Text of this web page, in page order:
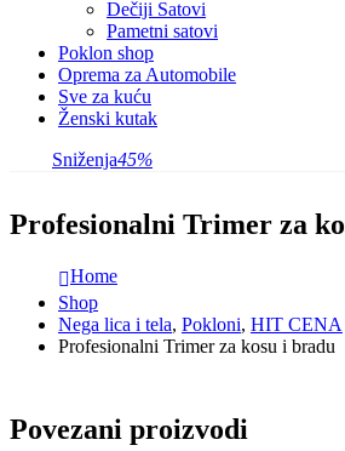
Dečiji Satovi
Pametni satovi
Poklon shop
Oprema za Automobile
Sve za kuću
Ženski kutak
Sniženja45%
Profesionalni Trimer za
Home
Shop
Nega lica i tela, Pokloni, HIT CENA
Profesionalni Trimer za kosu i bradu
Povezani proizvodi